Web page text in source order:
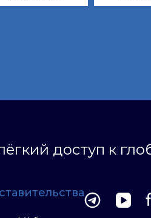
доступ к